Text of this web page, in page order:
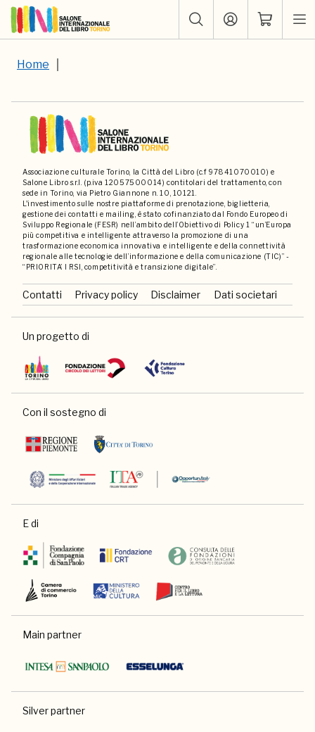
Home
Associazione culturale Torino, la Città del Libro (c.f 97841070010) e
Salone Libro s.r.l. (p.iva 12057500014) contitolari del trattamento, con
sede in Torino, via Pietro Giannone n. 10, 10121.
L'investimento sulle nostre piattaforme di prenotazione, biglietteria,
gestione dei contatti e mailing, è stato cofinanziato dal Fondo Europeo di
Sviluppo Regionale (FESR) nell’ambito dell’Obiettivo di Policy 1 “un’Europa
più competitiva e intelligente attraverso la promozione di una
trasformazione economica innovativa e intelligente e della connettività
regionale alle tecnologie dell’informazione e della comunicazione (TIC)” -
“PRIORITA’ I RSI, competitività e transizione digitale”.
Contatti Privacy policy Disclaimer Dati societari
Un progetto di
Con il sostegno di
E di
Main partner
Silver partner